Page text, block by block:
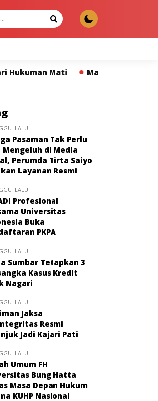
ITS Khatulistiwa Resmi
LALU
Pasaman Tak Perlu
Mengeluh di Media
Perumda Tirta Saiyo
Layanan Resmi
LALU
Profesional
Universitas
Buka
PKPA
LALU
Sumbar Tetapkan 3
Kasus Kredit
Nagari
LALU
Jaksa
Resmi
Jadi Kajari Pati
LALU
Umum FH
Bung Hatta
Masa Depan Hukum
KUHP Nasional